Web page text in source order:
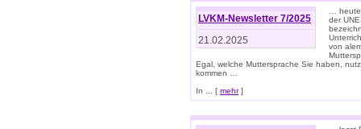
LVKM-Newsletter 7/2025
21.02.2025
…
der
von
Egal, welche Muttersprache Sie haben,
kommen …
In ... [ mehr]